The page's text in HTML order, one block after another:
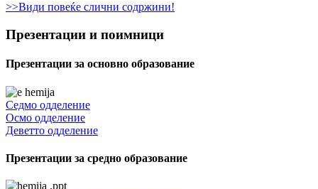
>>Види повеќе слични содржини!
Презентации и поимници
Презентации за основно образование
Седмо одделение
Осмо одделение
Деветто одделение
Презентации за средно образование